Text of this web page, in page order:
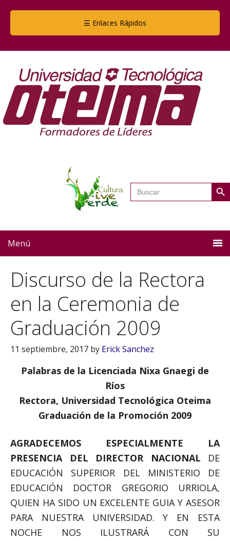
☰ Enlaces Rápidos
Buscar: Botón
Menú
Discurso de la Rectora
en la Ceremonia de
Graduación 2009
11 septiembre, 2017 by Erick Sanchez
Palabras de la Licenciada Nixa Gnaegi de
Ríos
Rectora, Universidad Tecnológica Oteima
Graduación de la Promoción 2009
AGRADECEMOS ESPECIALMENTE LA
PRESENCIA DEL DIRECTOR NACIONAL DE
EDUCACIÓN SUPERIOR DEL MINISTERIO DE
EDUCACIÓN DOCTOR GREGORIO URRIOLA,
QUIEN HA SIDO UN EXCELENTE GUIA Y ASESOR
PARA NUESTRA UNIVERSIDAD. Y EN ESTA
NOCHE NOS ILUSTRARÁ CON SU